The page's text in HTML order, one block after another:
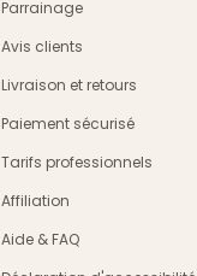
Parrainage
Avis clients
Livraison et retours
Paiement sécurisé
Tarifs professionnels
Affiliation
Aide & FAQ